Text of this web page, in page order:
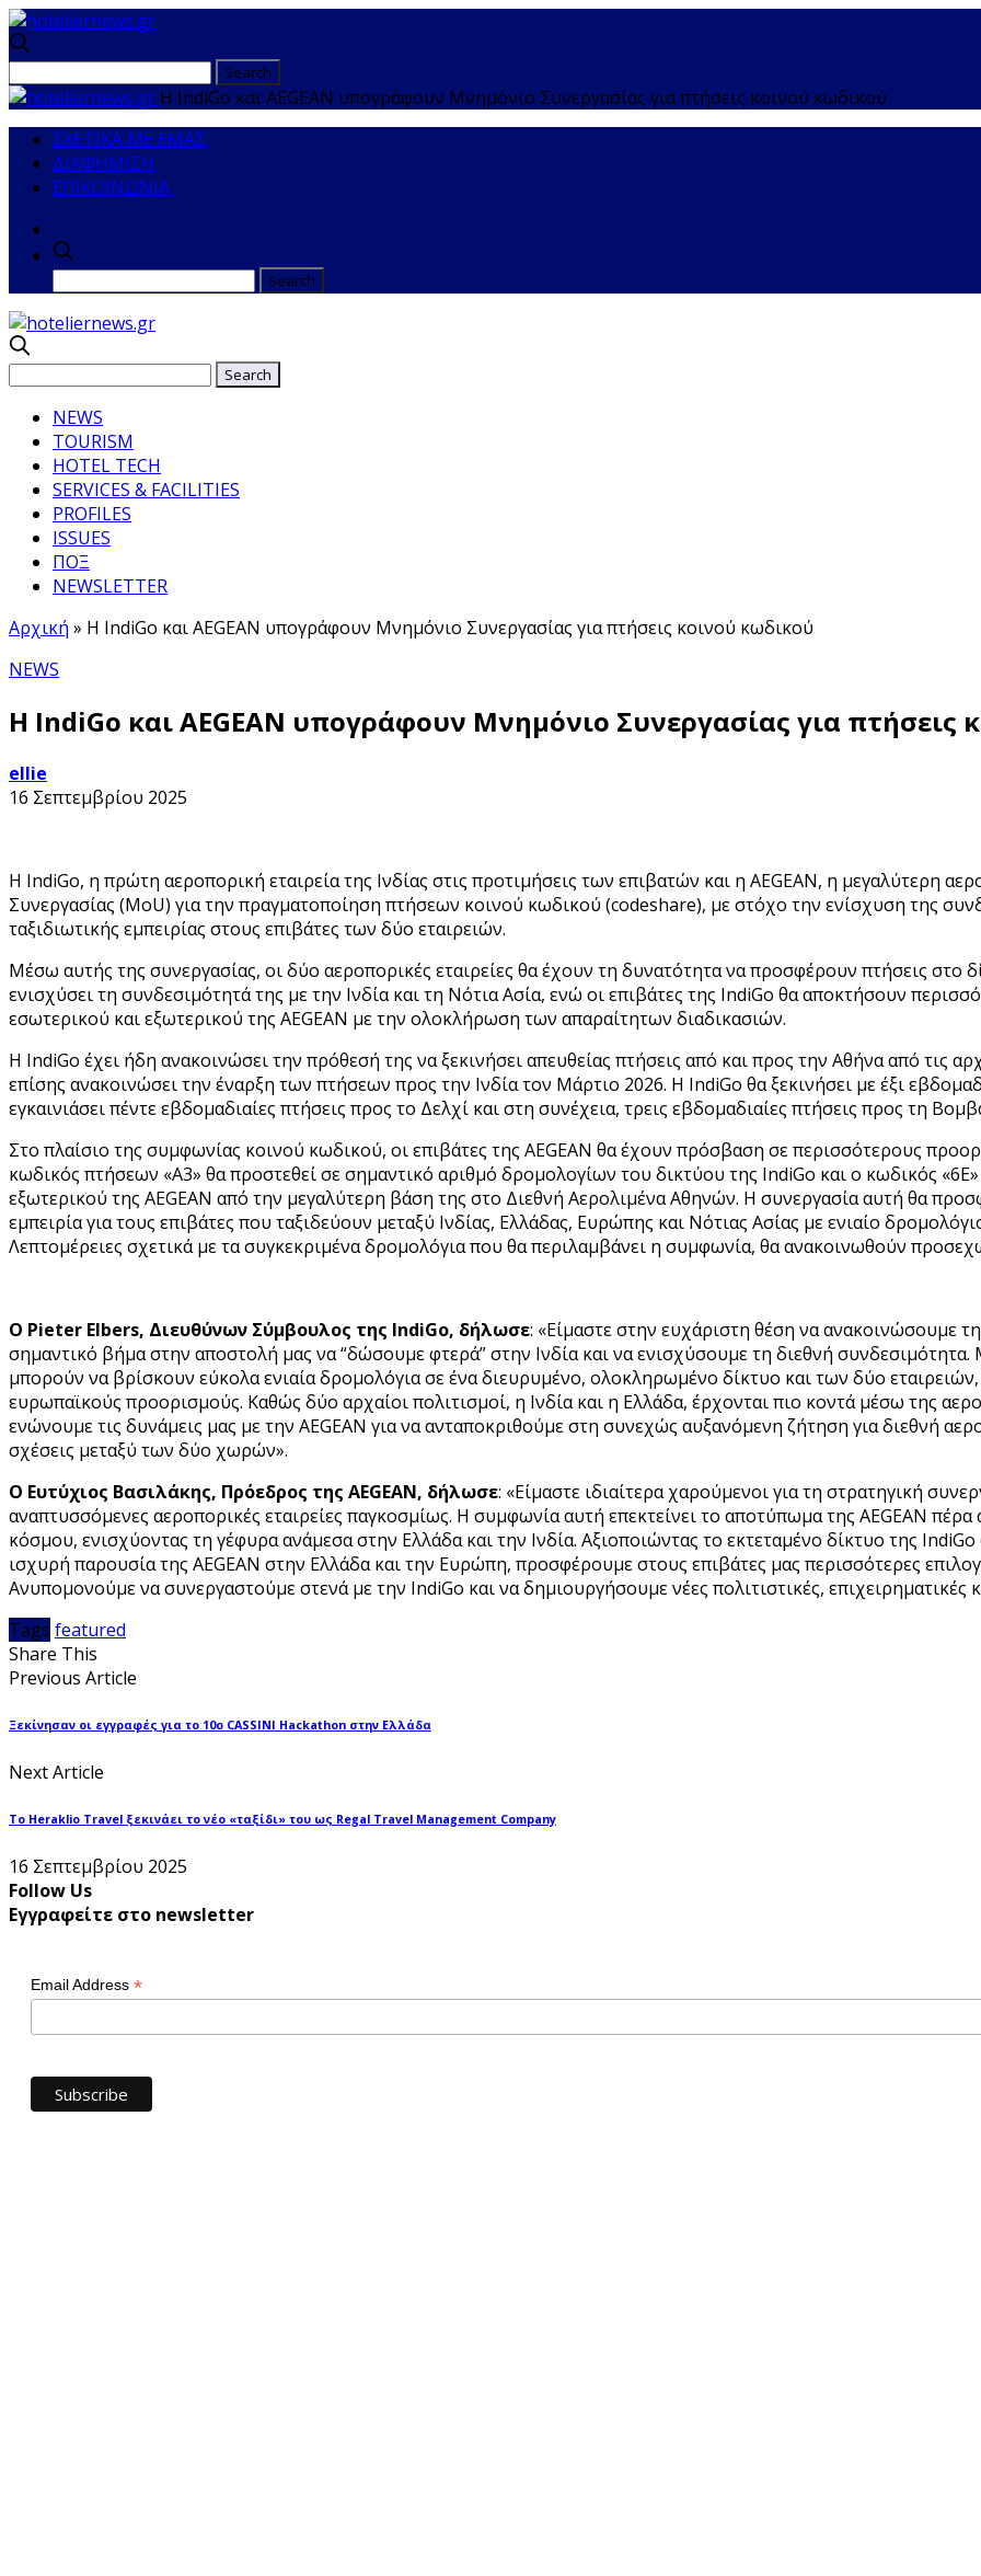
Η IndiGo και AEGEAN υπογράφουν Μνημόνιο Συνεργασίας για πτήσεις κοινού κωδικού
ΣΧΕΤΙΚΑ ΜΕ ΕΜΑΣ
ΔΙΑΦΗΜΙΣΗ
ΕΠΙΚΟΙΝΩΝΙΑ
NEWS
TOURISM
HOTEL TECH
SERVICES & FACILITIES
PROFILES
ISSUES
ΠΟΞ
NEWSLETTER
Αρχική » Η IndiGo και AEGEAN υπογράφουν Μνημόνιο Συνεργασίας για πτήσεις κοινού κωδικού
NEWS
Η IndiGo και AEGEAN υπογράφουν Μνημόνιο Συνεργασίας για πτήσεις
ellie
16 Σεπτεμβρίου 2025
Η IndiGo, η πρώτη αεροπορική εταιρεία της Ινδίας στις προτιμήσεις των επιβατών και η AEGEAN, η μεγαλύτερη
Συνεργασίας (MoU) για την πραγματοποίηση πτήσεων κοινού κωδικού (codeshare), με στόχο την ενίσχυση της
ταξιδιωτικής εμπειρίας στους επιβάτες των δύο εταιρειών.
Μέσω αυτής της συνεργασίας, οι δύο αεροπορικές εταιρείες θα έχουν τη δυνατότητα να προσφέρουν πτήσεις στο
ενισχύσει τη συνδεσιμότητά της με την Ινδία και τη Νότια Ασία, ενώ οι επιβάτες της IndiGo θα αποκτήσουν
εσωτερικού και εξωτερικού της AEGEAN με την ολοκλήρωση των απαραίτητων διαδικασιών.
Η IndiGo έχει ήδη ανακοινώσει την πρόθεσή της να ξεκινήσει απευθείας πτήσεις από και προς την Αθήνα από τις
επίσης ανακοινώσει την έναρξη των πτήσεων προς την Ινδία τον Μάρτιο 2026. Η IndiGo θα ξεκινήσει με έξι
εγκαινιάσει πέντε εβδομαδιαίες πτήσεις προς το Δελχί και στη συνέχεια, τρεις εβδομαδιαίες πτήσεις προς τη
Στο πλαίσιο της συμφωνίας κοινού κωδικού, οι επιβάτες της AEGEAN θα έχουν πρόσβαση σε περισσότερους
κωδικός πτήσεων «A3» θα προστεθεί σε σημαντικό αριθμό δρομολογίων του δικτύου της IndiGo και ο κωδικός
εξωτερικού της AEGEAN από την μεγαλύτερη βάση της στο Διεθνή Αερολιμένα Αθηνών. Η συνεργασία αυτή θα
εμπειρία για τους επιβάτες που ταξιδεύουν μεταξύ Ινδίας, Ελλάδας, Ευρώπης και Νότιας Ασίας με ενιαίο
Λεπτομέρειες σχετικά με τα συγκεκριμένα δρομολόγια που θα περιλαμβάνει η συμφωνία, θα ανακοινωθούν
Ο Pieter Elbers, Διευθύνων Σύμβουλος της IndiGo, δήλωσε: «Είμαστε στην ευχάριστη θέση να ανακοινώσουμε
σημαντικό βήμα στην αποστολή μας να “δώσουμε φτερά” στην Ινδία και να ενισχύσουμε τη διεθνή
μπορούν να βρίσκουν εύκολα ενιαία δρομολόγια σε ένα διευρυμένο, ολοκληρωμένο δίκτυο και των δύο
ευρωπαϊκούς προορισμούς. Καθώς δύο αρχαίοι πολιτισμοί, η Ινδία και η Ελλάδα, έρχονται πιο κοντά μέσω της
ενώνουμε τις δυνάμεις μας με την AEGEAN για να ανταποκριθούμε στη συνεχώς αυξανόμενη ζήτηση για διεθνή
σχέσεις μεταξύ των δύο χωρών».
Ο Ευτύχιος Βασιλάκης, Πρόεδρος της AEGEAN, δήλωσε: «Είμαστε ιδιαίτερα χαρούμενοι για τη στρατηγική
αναπτυσσόμενες αεροπορικές εταιρείες παγκοσμίως. Η συμφωνία αυτή επεκτείνει το αποτύπωμα της AEGEAN
κόσμου, ενισχύοντας τη γέφυρα ανάμεσα στην Ελλάδα και την Ινδία. Αξιοποιώντας το εκτεταμένο δίκτυο της
ισχυρή παρουσία της AEGEAN στην Ελλάδα και την Ευρώπη, προσφέρουμε στους επιβάτες μας περισσότερες
Ανυπομονούμε να συνεργαστούμε στενά με την IndiGo και να δημιουργήσουμε νέες πολιτιστικές, επιχειρηματικές
Tags featured
Share This
Previous Article
Ξεκίνησαν οι εγγραφές για το 10ο CASSINI Hackathon στην Ελλάδα
Next Article
Το Heraklio Travel ξεκινάει το νέο «ταξίδι» του ως Regal Travel Management Company
16 Σεπτεμβρίου 2025
Follow Us
Εγγραφείτε στο newsletter
Email Address *